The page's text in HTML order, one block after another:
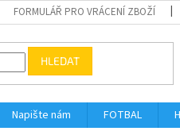
FORMULÁŘ PRO VRÁCENÍ ZBOŽÍ
HLEDAT
Napište nám FOTBAL